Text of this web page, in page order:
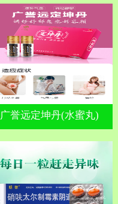
广誉远定坤丹(水蜜丸)